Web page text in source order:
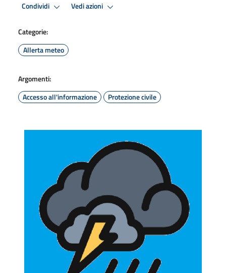
Condividi Vedi azioni
Categorie:
Allerta meteo
Argomenti:
Accesso all'informazione
Protezione civile